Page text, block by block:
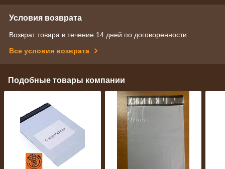
Условия возврата
Возврат товара в течение 14 дней по договоренности
Все условия возврата
Подобные товары компании